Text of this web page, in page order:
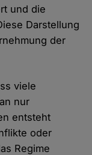
und die
Darstellung
der
viele
nur
entsteht
oder
Regime